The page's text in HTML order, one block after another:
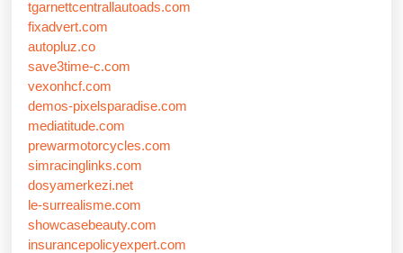
tgarnettcentrallautoads.com
fixadvert.com
autopluz.co
save3time-c.com
vexonhcf.com
demos-pixelsparadise.com
mediatitude.com
prewarmotorcycles.com
simracinglinks.com
dosyamerkezi.net
le-surrealisme.com
showcasebeauty.com
insurancepolicyexpert.com